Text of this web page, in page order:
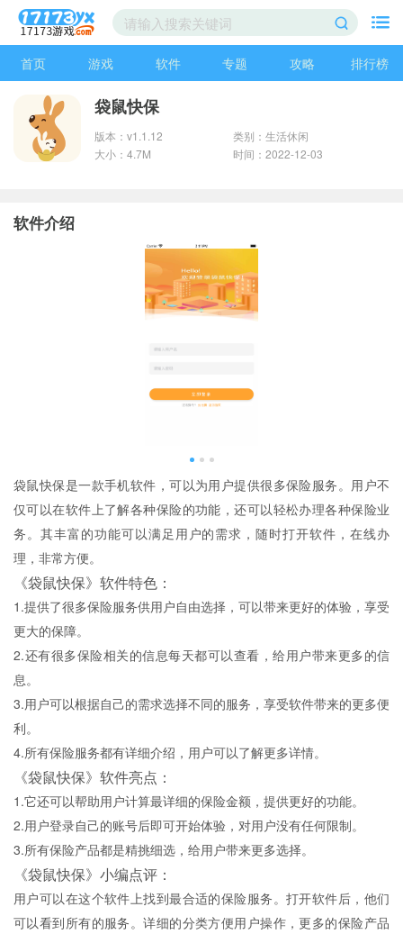
首页 游戏 软件 专题 攻略 排行榜
袋鼠快保
版本：v1.1.12
类别：生活休闲
大小：4.7M
时间：2022-12-03
软件介绍
袋鼠快保是一款手机软件，可以为用户提供很多保险服务。用户不
仅可以在软件上了解各种保险的功能，还可以轻松办理各种保险业
务。其丰富的功能可以满足用户的需求，随时打开软件，在线办
理，非常方便。
《袋鼠快保》软件特色：
1.提供了很多保险服务供用户自由选择，可以带来更好的体验，享受
更大的保障。
2.还有很多保险相关的信息每天都可以查看，给用户带来更多的信
息。
3.用户可以根据自己的需求选择不同的服务，享受软件带来的更多便
利。
4.所有保险服务都有详细介绍，用户可以了解更多详情。
《袋鼠快保》软件亮点：
1.它还可以帮助用户计算最详细的保险金额，提供更好的功能。
2.用户登录自己的账号后即可开始体验，对用户没有任何限制。
3.所有保险产品都是精挑细选，给用户带来更多选择。
《袋鼠快保》小编点评：
用户可以在这个软件上找到最合适的保险服务。打开软件后，他们
可以看到所有的服务。详细的分类方便用户操作，更多的保险产品